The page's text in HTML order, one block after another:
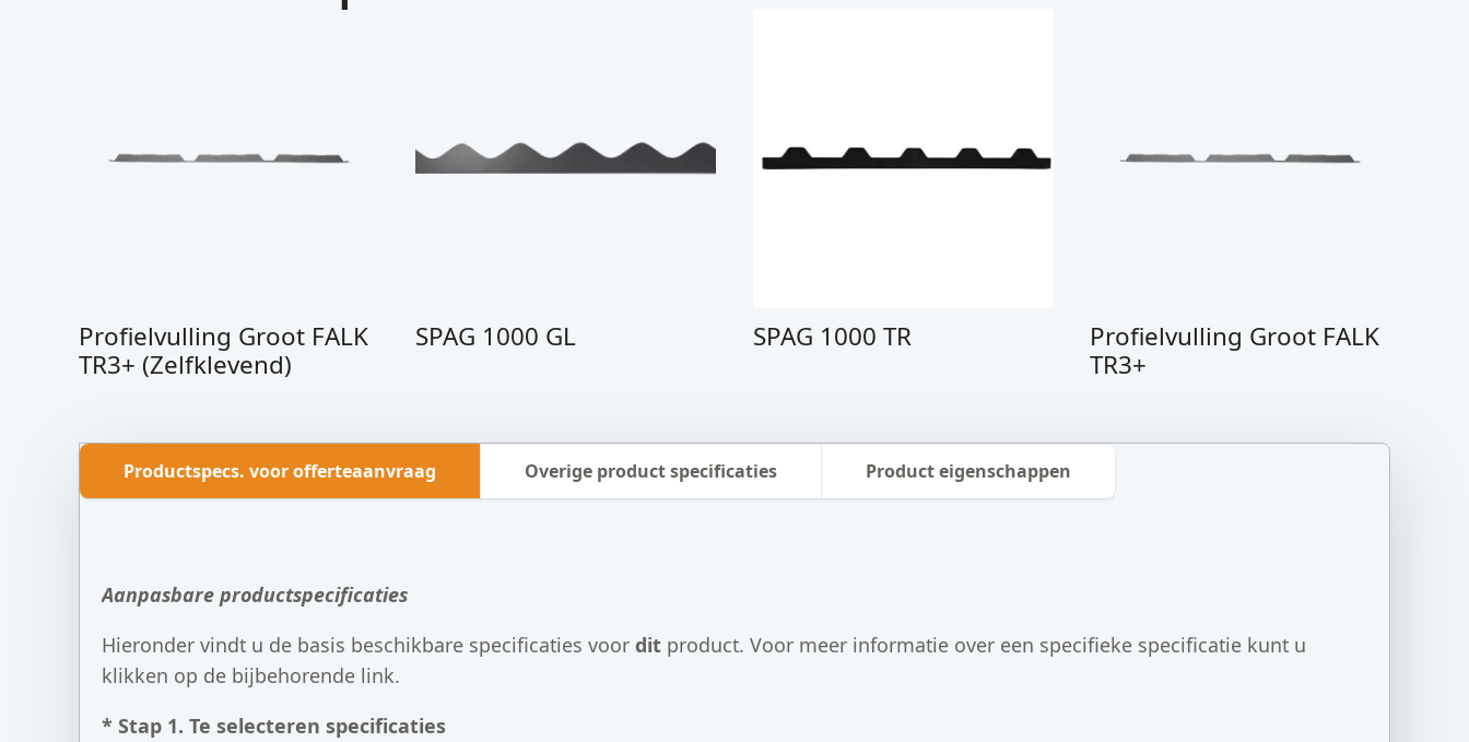
Profielvulling Groot FALK
TR3+ (Zelfklevend)
SPAG 1000 GL SPAG 1000 TR
Profielvulling Groot FALK
TR3+
Productspecs. voor offerteaanvraag Overige product specificaties Product eigenschappen
Aanpasbare productspecificaties
Hieronder vindt u de basis beschikbare specificaties voor dit product. Voor meer informatie over een specifieke specificatie kunt u
klikken op de bijbehorende link.
* Stap 1. Te selecteren specificaties